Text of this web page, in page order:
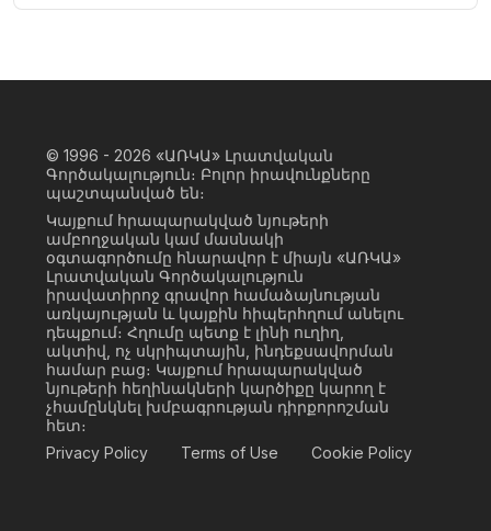
© 1996 - 2026 «ԱՌԿԱ» Լրատվական
Գործակալություն։ Բոլոր իրավունքները
պաշտպանված են։
Կայքում հրապարակված նյութերի
ամբողջական կամ մասնակի
օգտագործումը հնարավոր է միայն «ԱՌԿԱ»
Լրատվական Գործակալություն
իրավատիրոջ գրավոր համաձայնության
առկայության և կայքին հիպերհղում անելու
դեպքում։ Հղումը պետք է լինի ուղիղ,
ակտիվ, ոչ սկրիպտային, ինդեքսավորման
համար բաց։ Կայքում հրապարակված
նյութերի հեղինակների կարծիքը կարող է
չհամընկնել խմբագրության դիրքորոշման
հետ։
Privacy Policy
Terms of Use Cookie Policy